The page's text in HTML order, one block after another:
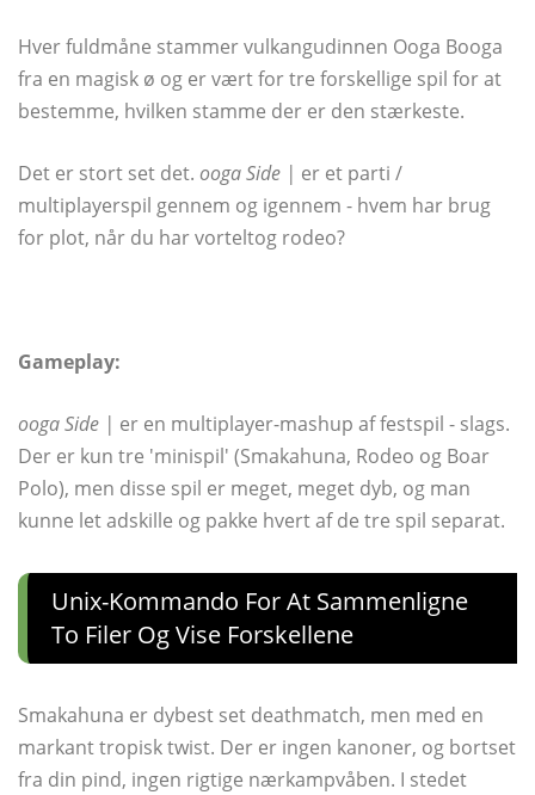
Hver fuldmåne stammer vulkangudinnen Ooga Booga
fra en magisk ø og er vært for tre forskellige spil for at
bestemme, hvilken stamme der er den stærkeste.
Det er stort set det. ooga Side | er et parti /
multiplayerspil gennem og igennem - hvem har brug
for plot, når du har vorteltog rodeo?
Gameplay:
ooga Side | er en multiplayer-mashup af festspil - slags.
Der er kun tre 'minispil' (Smakahuna, Rodeo og Boar
Polo), men disse spil er meget, meget dyb, og man
kunne let adskille og pakke hvert af de tre spil separat.
Unix-Kommando For At Sammenligne
To Filer Og Vise Forskellene
Smakahuna er dybest set deathmatch, men med en
markant tropisk twist. Der er ingen kanoner, og bortset
fra din pind, ingen rigtige nærkampvåben. I stedet